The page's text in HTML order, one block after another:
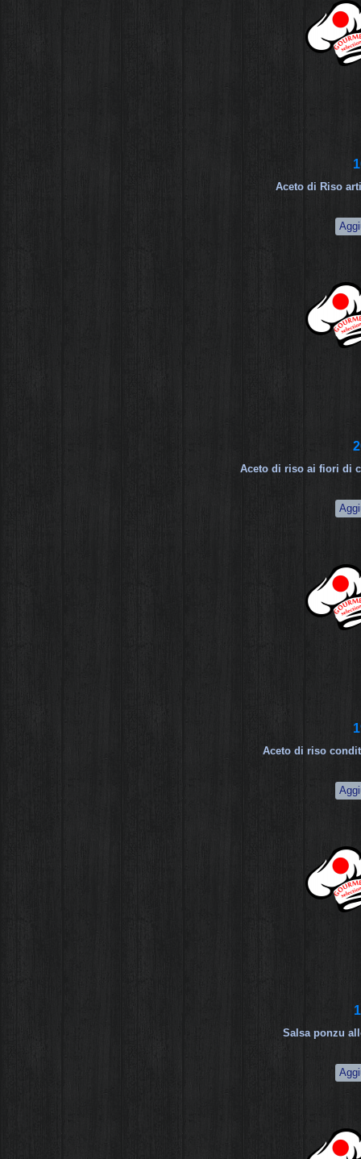
Aceto di Riso
Aceto di riso ai fiori di
Aceto di riso
Salsa ponzu